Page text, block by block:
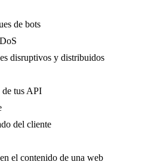
de bots
disruptivos y distribuidos
de tus API
del cliente
el contenido de una web